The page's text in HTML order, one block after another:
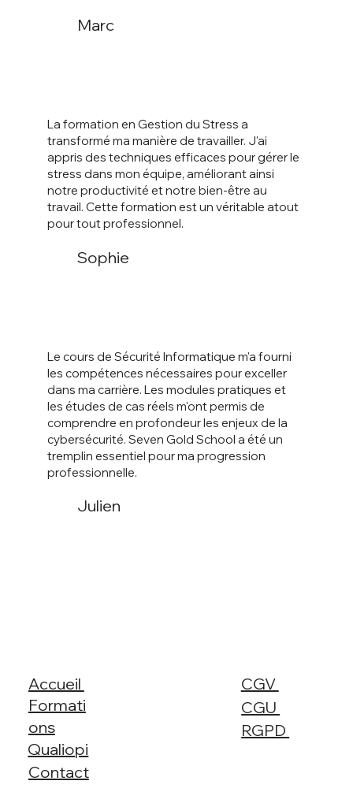
Marc
La formation en Gestion du Stress a
transformé ma manière de travailler. J'ai
appris des techniques efficaces pour gérer le
stress dans mon équipe, améliorant ainsi
notre productivité et notre bien-être au
travail. Cette formation est un véritable atout
pour tout professionnel.
Sophie
Le cours de Sécurité Informatique m'a fourni
les compétences nécessaires pour exceller
dans ma carrière. Les modules pratiques et
les études de cas réels m'ont permis de
comprendre en profondeur les enjeux de la
cybersécurité. Seven Gold School a été un
tremplin essentiel pour ma progression
professionnelle.
Julien
Accueil
Formati
ons
Qualiopi
Contact
CGV
CGU
RGPD